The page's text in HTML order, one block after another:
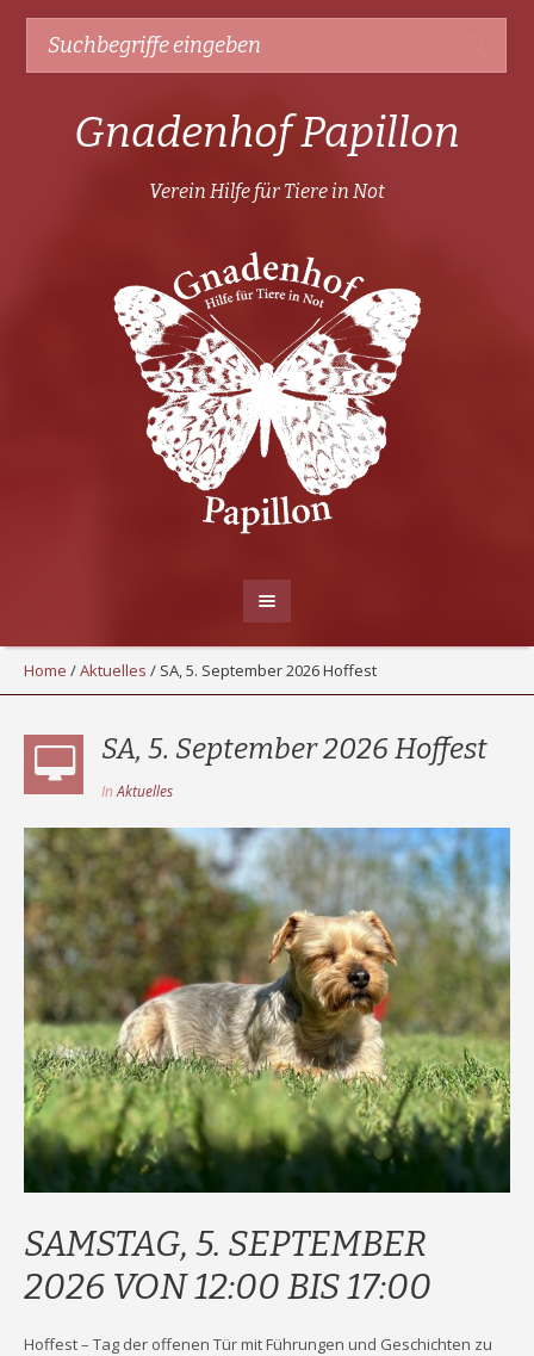
Gnadenhof Papillon
Verein Hilfe für Tiere in Not
Home /Aktuelles / SA, 5. September 2026 Hoffest
SA, 5. September 2026 Hoffest
InAktuelles
SAMSTAG, 5. SEPTEMBER
2026 VON 12:00 BIS 17:00
Hoffest – Tag der offenen Tür mit Führungen und Geschichten zu